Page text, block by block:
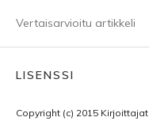
Vertaisarvioitu artikkeli
LISENSSI
Copyright (c) 2015 Kirjoittajat